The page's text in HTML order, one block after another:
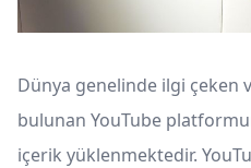
Dünya genelinde ilgi çeken
bulunan YouTube
içerik yüklenmektedir.